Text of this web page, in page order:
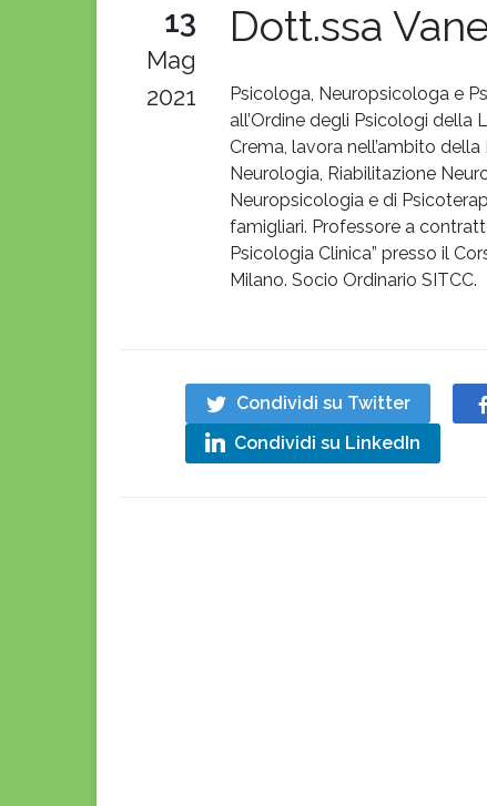
13
Mag
2021
Dott.ssa
Psicologa, Neuropsicologa e
all’Ordine degli Psicologi della
Crema, lavora nell’ambito
Neurologia, Riabilitazione
Neuropsicologia e di
famigliari. Professore a
Psicologia Clinica” presso il
Milano. Socio Ordinario SITCC.
Condividi su Twitter
Condividi su LinkedIn